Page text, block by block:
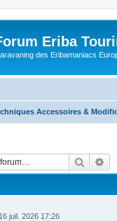
Eriba
des Eribamaniacs
Accessoires &
juil. 2026 17:26